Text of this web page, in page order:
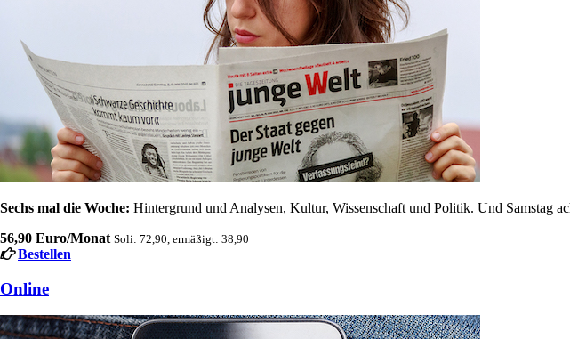
Sechs mal die Woche: Hintergrund und Analysen, Kultur, Wissenschaft und Politik. Und Samstag
56,90 Euro/Monat Soli: 72,90, ermäßigt: 38,90
Bestellen
Online